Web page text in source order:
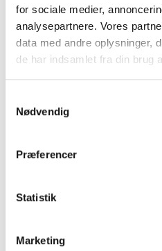
for sociale medier,
analysepartnere. Vores
data med andre oplysninger,
de har indsamlet fra din brug
Nødvendig
Præferencer
Statistik
Marketing